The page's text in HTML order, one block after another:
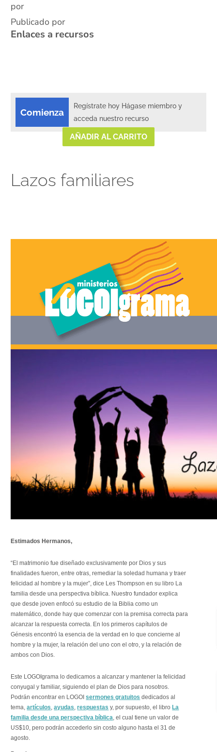
por
Publicado por
Enlaces a recursos
Comienza
Regístrate hoy Hágase miembro y
acceda nuestro recurso
AÑADIR AL CARRITO
Lazos familiares
Estimados Hermanos,
“El matrimonio fue diseñado exclusivamente por Dios y sus
finalidades fueron, entre otras, remediar la soledad humana y traer
felicidad al hombre y la mujer”, dice Les Thompson en su libro La
familia desde una perspectiva bíblica. Nuestro fundador explica
que desde joven enfocó su estudio de la Biblia como un
matemático, donde hay que comenzar con la premisa correcta para
alcanzar la respuesta correcta. En los primeros capítulos de
Génesis encontró la esencia de la verdad en lo que concierne al
hombre y la mujer, la relación del uno con el otro, y la relación de
ambos con Dios.
Este LOGOIgrama lo dedicamos a alcanzar y mantener la felicidad
conyugal y familiar, siguiendo el plan de Dios para nosotros.
Podrán encontrar en LOGOIsermones gratuitos dedicados al
tema,artículos,ayudas,respuestas y, por supuesto, el libro La
familia desde una perspectiva bíblica, el cual tiene un valor de
US$10, pero podrán accederlo sin costo alguno hasta el 31 de
agosto.